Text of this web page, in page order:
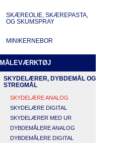
SKÆREOLIE, SKÆREPASTA,
OG SKUMSPRAY
MINIKERNEBOR
MÅLEVÆRKTØJ
SKYDELÆRER, DYBDEMÅL OG
STREGMÅL
SKYDELÆRE ANALOG
SKYDELÆRE DIGITAL
SKYDELÆRER MED UR
DYBDEMÅLERE ANALOG
DYBDEMÅLERE DIGITAL